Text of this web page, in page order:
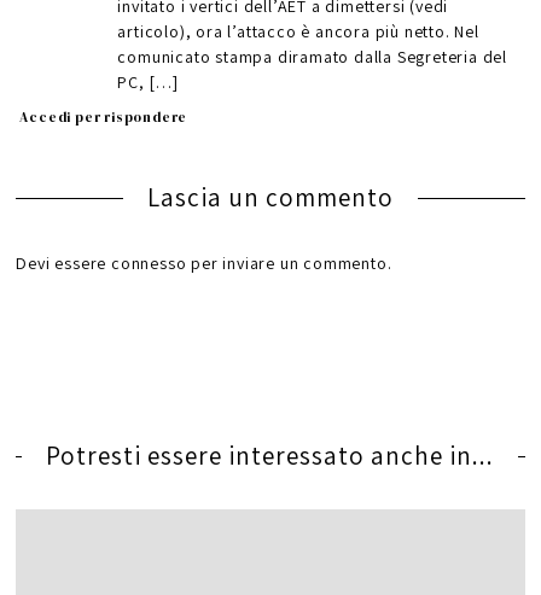
invitato i vertici dell’AET a dimettersi (vedi
articolo), ora l’attacco è ancora più netto. Nel
comunicato stampa diramato dalla Segreteria del
PC, […]
Accedi per rispondere
Lascia un commento
Devi essere connesso per inviare un commento.
Potresti essere interessato anche in...